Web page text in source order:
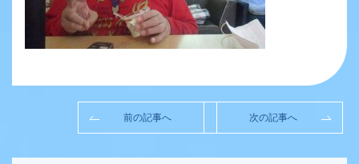
前の記事へ 次の記事へ